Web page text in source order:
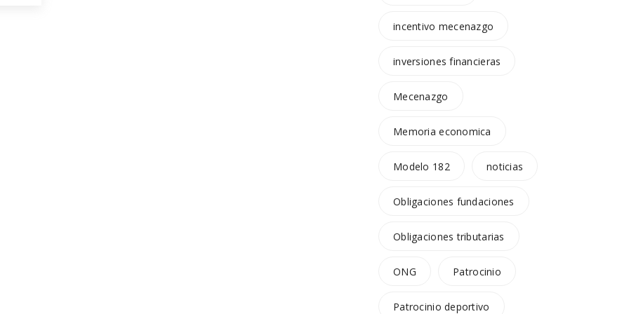
incentivo mecenazgo
inversiones financieras
Mecenazgo
Memoria economica
Modelo 182 noticias
Obligaciones fundaciones
Obligaciones tributarias
ONG Patrocinio
Patrocinio deportivo